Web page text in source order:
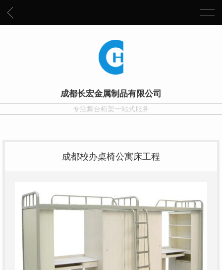
成都长宏金属制品有限公司
专注舞台桁架一站式服务
成都校办桌椅公寓床工程